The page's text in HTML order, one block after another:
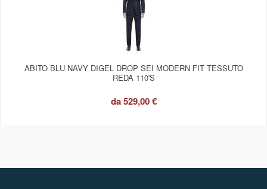
ABITO BLU NAVY DIGEL DROP SEI MODERN FIT TESSUTO
REDA 110'S
da529,00 €